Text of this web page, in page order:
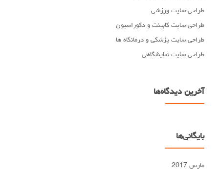
طراحی سایت ورزشی
طراحی سایت کابینت و دکوراسیون
طراحی سایت پزشکی و درمانگاه ها
طراحی سایت نمایشگاهی
آخرین دیدگاه‌ها
بایگانی‌ها
مارس 2017